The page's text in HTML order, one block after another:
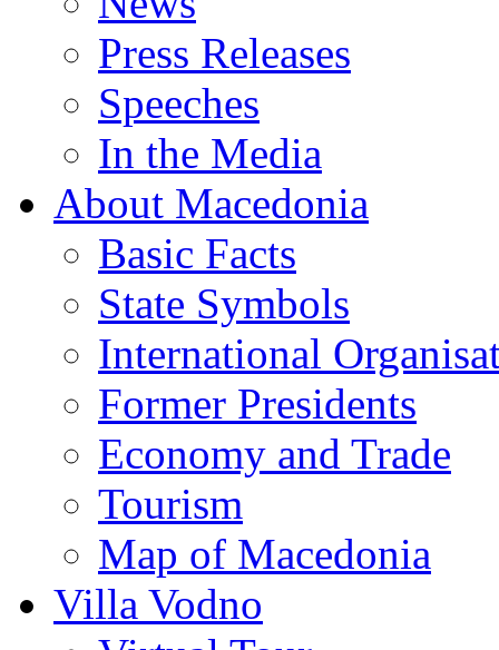
Press Releases
Speeches
In the Media
About Macedonia
Basic Facts
State Symbols
International
Former Presidents
Economy and Trade
Tourism
Map of Macedonia
Villa Vodno